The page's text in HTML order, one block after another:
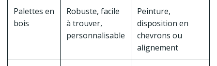
Palettes en
bois
Robuste, facile
à trouver,
personnalisable
Peinture,
disposition en
chevrons ou
alignement